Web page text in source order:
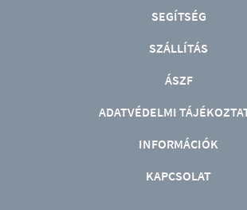
SEGÍTSÉG
SZÁLLÍTÁS
ÁSZF
ADATVÉDELMI
INFORMÁCIÓK
KAPCSOLAT